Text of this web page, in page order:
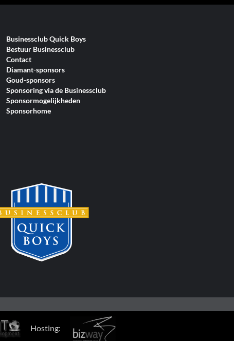
Businessclub Quick Boys
Bestuur Businessclub
Contact
Diamant-sponsors
Goud-sponsors
Sponsoring via de Businessclub
Sponsormogelijkheden
Sponsorhome
Hosting: